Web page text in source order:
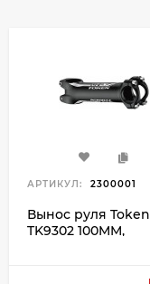
АРТИКУЛ: 2300001
Вынос руля Token
TK9302 100MM,